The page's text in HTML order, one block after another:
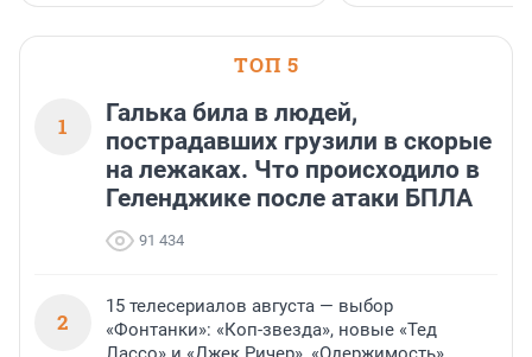
ТОП 5
1
Галька била в людей,
пострадавших грузили в скорые
на лежаках. Что происходило в
Геленджике после атаки БПЛА
91 434
2
15 телесериалов августа — выбор
«Фонтанки»: «Коп-звезда», новые «Тед